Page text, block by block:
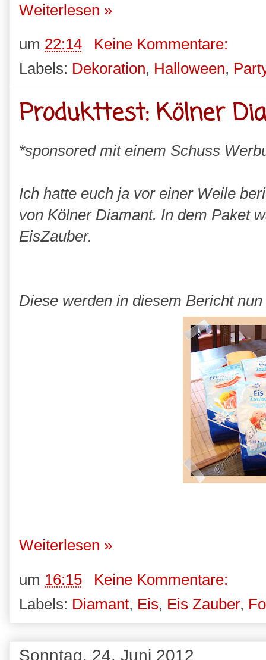
Weiterlesen »
um 22:14
Keine Kommentare:
Labels: Dekoration, Halloween,
Produkttest: Kölner
*sponsored mit einem Schuss
Ich hatte euch ja vor einer Weile
von Kölner Diamant. In dem Paket
EisZauber.
Diese werden in diesem Bericht
Weiterlesen »
um 16:15
Keine Kommentare:
Labels: Diamant, Eis, Eis Zauber,
Sonntag, 24. Juni 2012